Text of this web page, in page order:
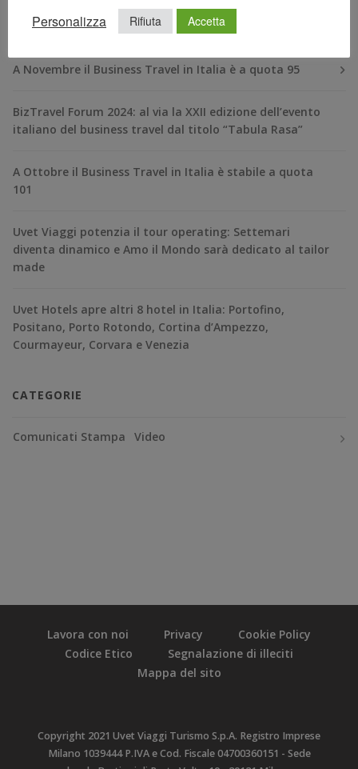
RECENT POSTS
A Novembre il Business Travel in Italia è a quota 95
BizTravel Forum 2024: al via la XXII edizione dell’evento
italiano del business travel dal titolo “Tabula Rasa”
A Ottobre il Business Travel in Italia è stabile a quota
101
Uvet Viaggi potenzia il tour operating: Settemari
diventa dinamico e Amo il Mondo sarà dedicato al tailor
made
Uvet Hotels apre altri 8 hotel in Italia: Portofino,
Positano, Porto Rotondo, Cortina d’Ampezzo,
Courmayeur, Corvara e Venezia
CATEGORIE
Comunicati Stampa Video
Lavora con noi Privacy
Cookie Policy
Codice Etico
Segnalazione di illeciti
Mappa del sito
Copyright 2021 Uvet Viaggi Turismo S.p.A. Registro Imprese
Milano 1039444 P.IVA e Cod. Fiscale 04700360151 - Sede
Personalizza Rifiuta Accetta